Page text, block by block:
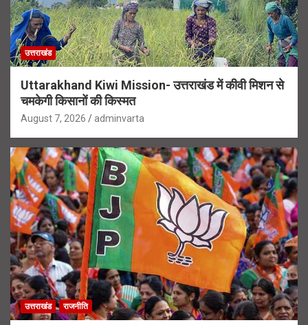
उत्तराखंड
Uttarakhand Kiwi Mission- उत्तराखंड में कीवी मिशन से
चमकेगी किसानों की किस्मत
August 7, 2026 adminvarta
उत्तराखंड राजनीति